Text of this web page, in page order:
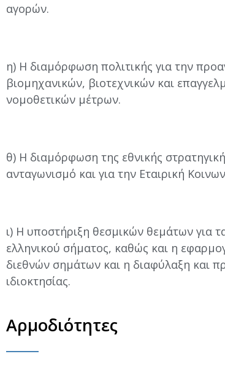
αγορών.
η) Η διαμόρφωση πολιτικής για την
βιομηχανικών, βιοτεχνικών και
νομοθετικών μέτρων.
θ) Η διαμόρφωση της εθνικής
ανταγωνισμό και για την Εταιρική
ι) Η υποστήριξη θεσμικών θεμάτων για
ελληνικού σήματος, καθώς και η
διεθνών σημάτων και η διαφύλαξη και
ιδιοκτησίας.
Αρμοδιότητες